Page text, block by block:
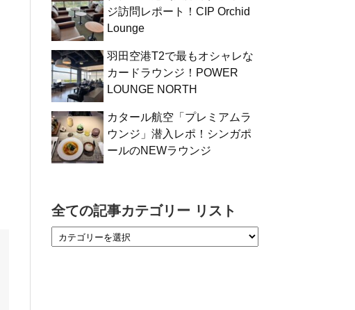
ジ訪問レポート！CIP Orchid
Lounge
羽田空港T2で最もオシャレな
カードラウンジ！POWER
LOUNGE NORTH
カタール航空「プレミアムラ
ウンジ」潜入レポ！シンガポ
ールのNEWラウンジ
全ての記事カテゴリー リスト